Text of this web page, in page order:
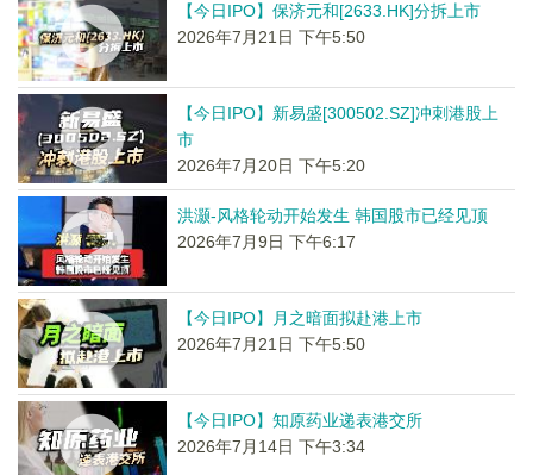
【今日IPO】保济元和[2633.HK]分拆上市
2026年7月21日 下午5:50
【今日IPO】新易盛[300502.SZ]冲刺港股上
市
2026年7月20日 下午5:20
洪灏-风格轮动开始发生 韩国股市已经见顶
2026年7月9日 下午6:17
【今日IPO】月之暗面拟赴港上市
2026年7月21日 下午5:50
【今日IPO】知原药业递表港交所
2026年7月14日 下午3:34